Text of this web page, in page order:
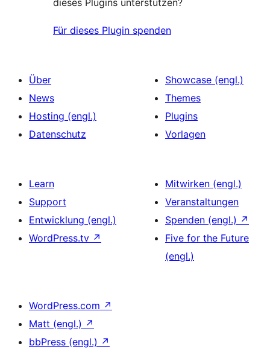
dieses Plugins unterstützen?
Für dieses Plugin spenden
Über
News
Hosting (engl.)
Datenschutz
Showcase (engl.)
Themes
Plugins
Vorlagen
Learn
Support
Entwicklung (engl.)
WordPress.tv ↗
Mitwirken (engl.)
Veranstaltungen
Spenden (engl.) ↗
Five for the Future
(engl.)
WordPress.com ↗
Matt (engl.) ↗
bbPress (engl.) ↗